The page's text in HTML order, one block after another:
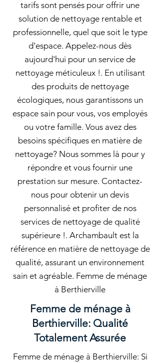
tarifs sont pensés pour offrir une
solution de nettoyage rentable et
professionnelle, quel que soit le type
d'espace. Appelez-nous dès
aujourd'hui pour un service de
nettoyage méticuleux !. En utilisant
des produits de nettoyage
écologiques, nous garantissons un
espace sain pour vous, vos employés
ou votre famille. Vous avez des
besoins spécifiques en matière de
nettoyage? Nous sommes là pour y
répondre et vous fournir une
prestation sur mesure. Contactez-
nous pour obtenir un devis
personnalisé et profiter de nos
services de nettoyage de qualité
supérieure !. Archambault est la
référence en matière de nettoyage de
qualité, assurant un environnement
sain et agréable. Femme de ménage
à Berthierville
Femme de ménage à
Berthierville: Qualité
Totalement Assurée
Femme de ménage à Berthierville: Si